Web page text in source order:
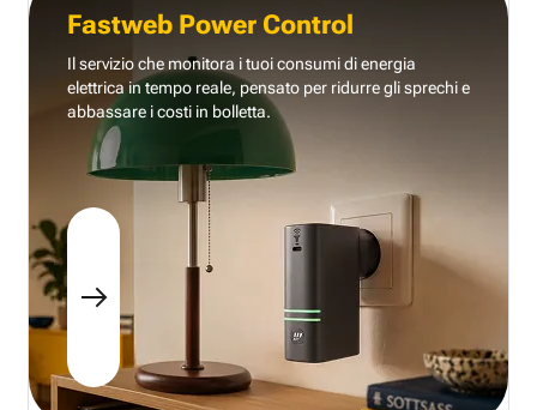
Fastweb Power Control
Il servizio che monitora i tuoi consumi di energia
elettrica in tempo reale, pensato per ridurre gli sprechi e
abbassare i costi in bolletta.